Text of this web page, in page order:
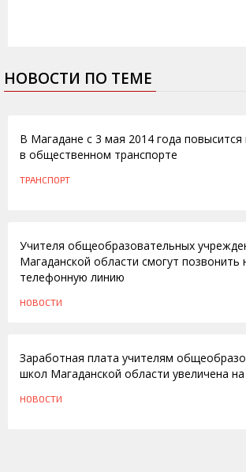
НОВОСТИ ПО ТЕМЕ
В Магадане с 3 мая 2014 года повысится
в общественном транспорте
ТРАНСПОРТ
Учителя общеобразовательных
Магаданской области смогут позвонить
телефонную линию
НОВОСТИ
Заработная плата учителям
школ Магаданской области увеличена на
НОВОСТИ